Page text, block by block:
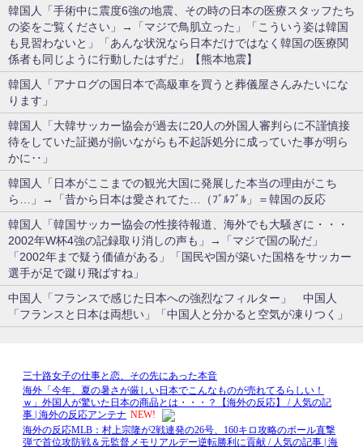
韓国人「手術中に震度6強の地震、その時の日本の医療スタッフたち
の姿をご覧ください」→「マジで鳥肌立った」「こういう姿は韓国
も見習わないと」「あんな状況なら日本だけではなく韓国の医療関
係者も同じように行動したはずだ」【熊本地震】
韓国人「アナログの国日本で高級車を買うと葬儀屋さんみたいにな
ります」
韓国人「大韓サッカー協会が過去に20人の外国人審判らに不謹慎接
待をしていた証拠が揃いながらも不起訴処分に成っていた事が明ら
かに‥」
韓国人「日本がここまでの観光大国に発展した本当の理由がこち
ら…」→「昔から日本は愛されてた…（ﾌﾞﾙﾌﾞﾙ」＝韓国の反応
韓国人「韓国サッカー協会の性接待報道、海外でも大騒ぎに・・・
2002年W杯4強の記録取り消しの声も」→「マジで国の恥だ」
「2002年まで疑う価値がある」「国民や国が築いた国格をサッカー
選手が足で蹴り飛ばすね」
中国人「フランスで感じた日本への強烈なフィルター」 中国人
「フランスと日本は両想い」「中国人と分かると空気が凍りつく」